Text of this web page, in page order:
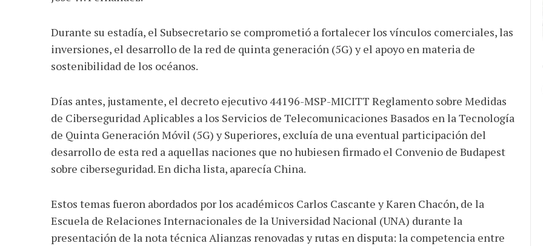
Durante su estadía, el Subsecretario se comprometió a fortalecer los vínculos comerciales, las
inversiones, el desarrollo de la red de quinta generación (5G) y el apoyo en materia de
sostenibilidad de los océanos.
Días antes, justamente, el decreto ejecutivo 44196-MSP-MICITT Reglamento sobre Medidas
de Ciberseguridad Aplicables a los Servicios de Telecomunicaciones Basados en la Tecnología
de Quinta Generación Móvil (5G) y Superiores, excluía de una eventual participación del
desarrollo de esta red a aquellas naciones que no hubiesen firmado el Convenio de Budapest
sobre ciberseguridad. En dicha lista, aparecía China.
Estos temas fueron abordados por los académicos Carlos Cascante y Karen Chacón, de la
Escuela de Relaciones Internacionales de la Universidad Nacional (UNA) durante la
presentación de la nota técnica Alianzas renovadas y rutas en disputa: la competencia entre